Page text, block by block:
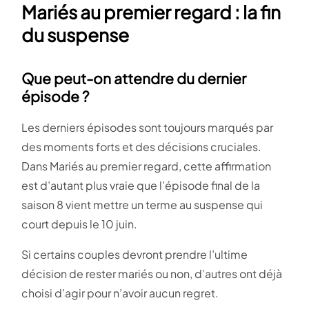
Mariés au premier regard : la fin
du suspense
Que peut-on attendre du dernier
épisode ?
Les derniers épisodes sont toujours marqués par
des moments forts et des décisions cruciales.
Dans Mariés au premier regard, cette affirmation
est d’autant plus vraie que l’épisode final de la
saison 8 vient mettre un terme au suspense qui
court depuis le 10 juin.
Si certains couples devront prendre l’ultime
décision de rester mariés ou non, d’autres ont déjà
choisi d’agir pour n’avoir aucun regret.